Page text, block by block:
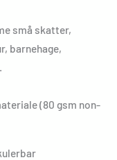
små skatter,
barnehage,
(80 gsm non-